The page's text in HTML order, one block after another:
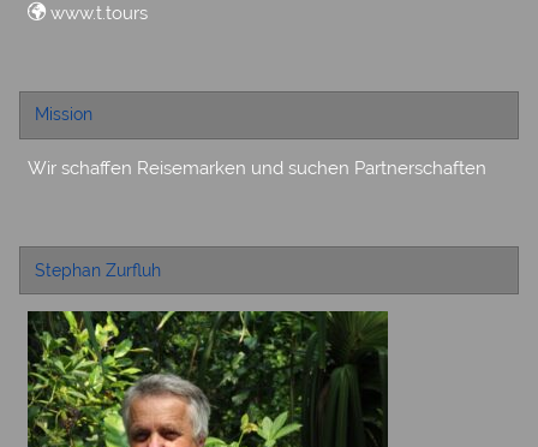
www.t.tours
Mission
Wir schaffen Reisemarken und suchen Partnerschaften
Stephan Zurfluh